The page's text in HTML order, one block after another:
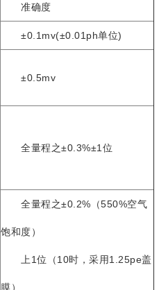
准确度
±0.1mv(±0.01ph单位)
±0.5mv
全量程之±0.3%±1位
全量程之±0.2%（550%空气
饱和度）
上1位（10时，采用1.25pe盖
膜）